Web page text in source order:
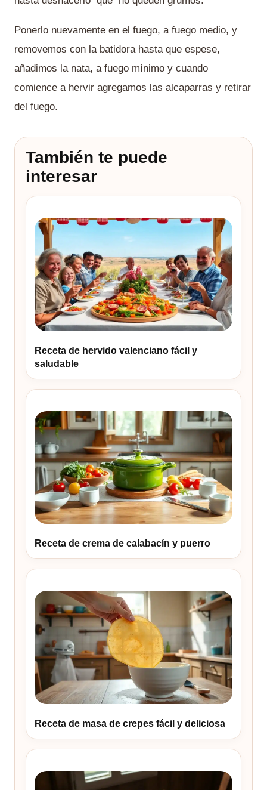
Ponerlo nuevamente en el fuego, a fuego medio, y
removemos con la batidora hasta que espese,
añadimos la nata, a fuego mínimo y cuando
comience a hervir agregamos las alcaparras y retirar
del fuego.
También te puede
interesar
Receta de hervido valenciano fácil y
saludable
Receta de crema de calabacín y puerro
Receta de masa de crepes fácil y deliciosa